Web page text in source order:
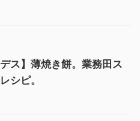
デス】薄焼き餅。業務田ス
シピ。